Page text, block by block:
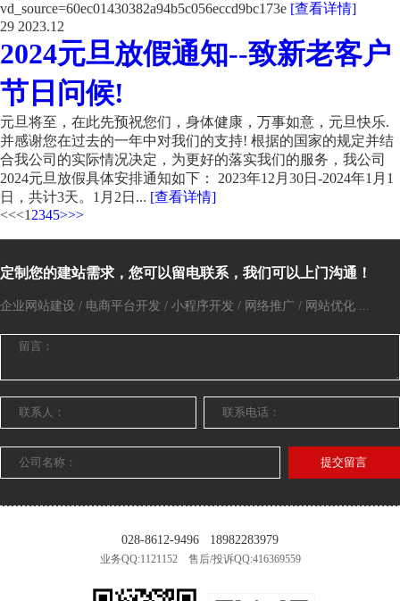
vd_source=60ec01430382a94b5c056eccd9bc173e [查看详情]
29 2023.12
2024元旦放假通知--致新老客户
节日问候!
元旦将至，在此先预祝您们，身体健康，万事如意，元旦快乐.
并感谢您在过去的一年中对我们的支持! 根据的国家的规定并结
合我公司的实际情况决定，为更好的落实我们的服务，我公司
2024元旦放假具体安排通知如下： 2023年12月30日-2024年1月1
日，共计3天。1月2日... [查看详情]
<<<1 2345>>>
定制您的建站需求，您可以留电联系，我们可以上门沟通！
企业网站建设 / 电商平台开发 / 小程序开发 / 网络推广 / 网站优化 ...
提交留言
028-8612-9496 18982283979
业务QQ:1121152 售后/投诉QQ:416369559